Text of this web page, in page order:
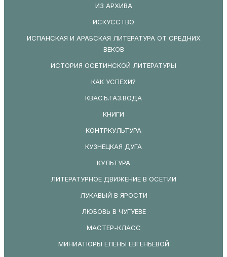
ИЗ АРХИВА
ИСКУССТВО
ИСПАНСКАЯ И АРАБСКАЯ ЛИТЕРАТУРА ОТ СРЕДНИХ
ВЕКОВ
ИСТОРИЯ ОСЕТИНСКОЙ ЛИТЕРАТУРЫ
КАК УСПЕХИ?
КВАСЪ.ГАЗ.ВОДА
КНИГИ
КОНТРКУЛЬТУРА
КУЗНЕЦКАЯ ДУГА
КУЛЬТУРА
ЛИТЕРАТУРНОЕ ДВИЖЕНИЕ В ОСЕТИИ
ЛУКАВЫЙ В ЯРОСТИ
ЛЮБОВЬ В ЧУГУЕВЕ
МАСТЕР-КЛАСС
МИНИАТЮРЫ ЕЛЕНЫ ЕВГЕНЬЕВОЙ